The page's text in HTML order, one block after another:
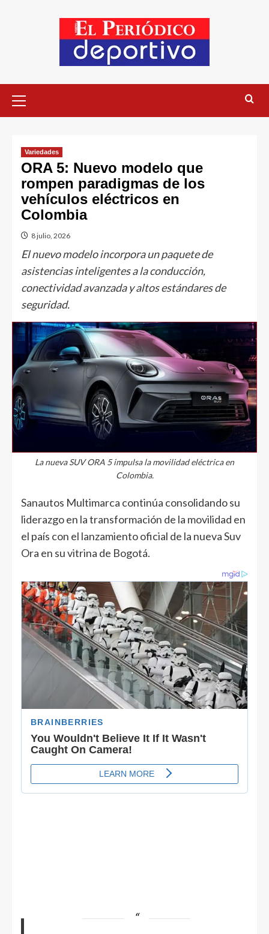
Variedades
ORA 5: Nuevo modelo que
rompen paradigmas de los
vehículos eléctricos en
Colombia
8 julio, 2026
El nuevo modelo incorpora un paquete de
asistencias inteligentes a la conducción,
conectividad avanzada y altos estándares de
seguridad.
La nueva SUV ORA 5 impulsa la movilidad eléctrica en
Colombia.
Sanautos Multimarca continúa consolidando su
liderazgo en la transformación de la movilidad en
el país con el lanzamiento oficial de la nueva Suv
Ora en su vitrina de Bogotá.